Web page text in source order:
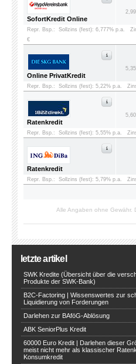
SofortKredit Online
Repr. Bsp.: Sollzins (fest): 6,777% p.a.
€
Online PrivatKredit
Repr. Bsp.: Sollzins (fest): 5,22% p.a.
Ratenkredit
Repr. Bsp.: Sollzins (fest): 5,55% p.a.
Ratenkredit
Repr. Bsp.: Sollzins (fest): 5,79% p.a.
Alle Angaben ohne Gewähr.
letzte artikel
SWK Kredite (Übersicht über die
Produkte der SWK-Bank)
B2C-Factoring | Wissenswertes zur
Liquidierung von Forderungen
Darlehen zur BAföG-Ablösung
ABK SeniorPlus Kredit
60000 Euro Kredit | Darlehen dieser
meist nicht mehr als klassischer
Konsumkredit